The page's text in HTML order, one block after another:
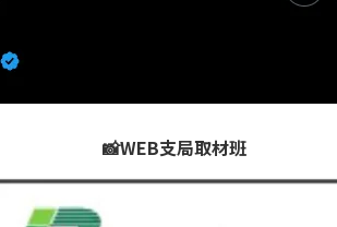
📸WEB支局取材班